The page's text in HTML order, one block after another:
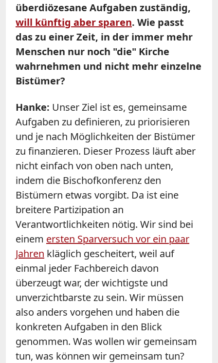
überdiözesane Aufgaben zuständig,
will künftig aber sparen. Wie passt
das zu einer Zeit, in der immer mehr
Menschen nur noch "die" Kirche
wahrnehmen und nicht mehr einzelne
Bistümer?
Hanke: Unser Ziel ist es, gemeinsame
Aufgaben zu definieren, zu priorisieren
und je nach Möglichkeiten der Bistümer
zu finanzieren. Dieser Prozess läuft aber
nicht einfach von oben nach unten,
indem die Bischofkonferenz den
Bistümern etwas vorgibt. Da ist eine
breitere Partizipation an
Verantwortlichkeiten nötig. Wir sind bei
einem ersten Sparversuch vor ein paar
Jahren kläglich gescheitert, weil auf
einmal jeder Fachbereich davon
überzeugt war, der wichtigste und
unverzichtbarste zu sein. Wir müssen
also anders vorgehen und haben die
konkreten Aufgaben in den Blick
genommen. Was wollen wir gemeinsam
tun, was können wir gemeinsam tun?